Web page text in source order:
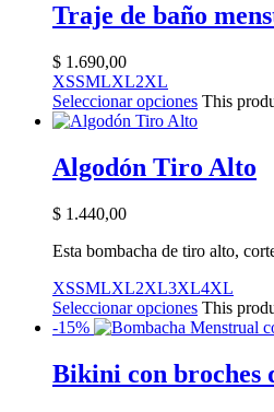
Traje de baño
$ 1.690,00
XSSMLXL2XL
Seleccionar opciones This
Algodón Tiro Alto
$ 1.440,00
Esta bombacha de tiro alto,
XSSMLXL2XL3XL4XL
Seleccionar opciones This
-15%
Bikini con broches